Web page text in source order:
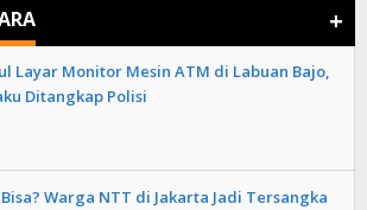
+
Layar Monitor Mesin ATM di Labuan Bajo,
Ditangkap Polisi
Bisa? Warga NTT di Jakarta Jadi Tersangka